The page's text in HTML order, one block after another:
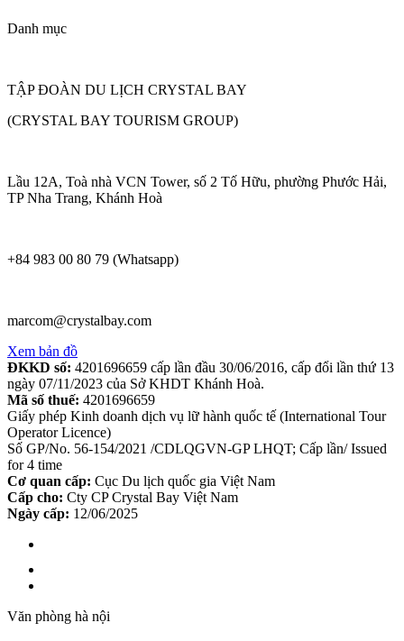
Danh mục
TẬP ĐOÀN DU LỊCH CRYSTAL BAY
(CRYSTAL BAY TOURISM GROUP)
Lầu 12A, Toà nhà VCN Tower, số 2 Tố Hữu, phường Phước Hải,
TP Nha Trang, Khánh Hoà
+84 983 00 80 79 (Whatsapp)
marcom@crystalbay.com
Xem bản đồ
ĐKKD số: 4201696659 cấp lần đầu 30/06/2016, cấp đổi lần thứ 13
ngày 07/11/2023 của Sở KHDT Khánh Hoà.
Mã số thuế: 4201696659
Giấy phép Kinh doanh dịch vụ lữ hành quốc tế (International Tour
Operator Licence)
Số GP/No. 56-154/2021 /CDLQGVN-GP LHQT; Cấp lần/ Issued
for 4 time
Cơ quan cấp: Cục Du lịch quốc gia Việt Nam
Cấp cho: Cty CP Crystal Bay Việt Nam
Ngày cấp: 12/06/2025
Văn phòng hà nội